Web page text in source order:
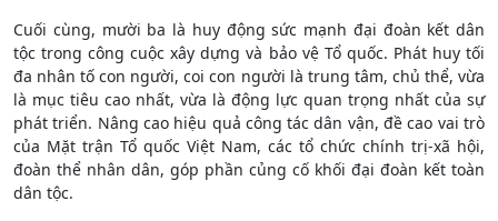
Cuối cùng, mười ba là huy động sức mạnh đại đoàn kết dân
tộc trong công cuộc xây dựng và bảo vệ Tổ quốc. Phát huy tối
đa nhân tố con người, coi con người là trung tâm, chủ thể, vừa
là mục tiêu cao nhất, vừa là động lực quan trọng nhất của sự
phát triển. Nâng cao hiệu quả công tác dân vận, đề cao vai trò
của Mặt trận Tổ quốc Việt Nam, các tổ chức chính trị-xã hội,
đoàn thể nhân dân, góp phần củng cố khối đại đoàn kết toàn
dân tộc.